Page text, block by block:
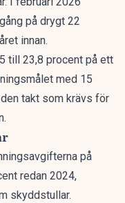
på drygt 22
innan.
till 23,8 procent på ett
med 15
takt som krävs för
på
redan 2024,
skyddstullar.